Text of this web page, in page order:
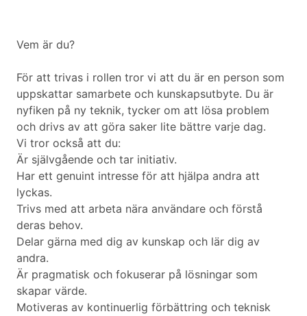
Vem är du?
För att trivas i rollen tror vi att du är en person som
uppskattar samarbete och kunskapsutbyte. Du är
nyfiken på ny teknik, tycker om att lösa problem
och drivs av att göra saker lite bättre varje dag.
Vi tror också att du:
Är självgående och tar initiativ.
Har ett genuint intresse för att hjälpa andra att
lyckas.
Trivs med att arbeta nära användare och förstå
deras behov.
Delar gärna med dig av kunskap och lär dig av
andra.
Är pragmatisk och fokuserar på lösningar som
skapar värde.
Motiveras av kontinuerlig förbättring och teknisk